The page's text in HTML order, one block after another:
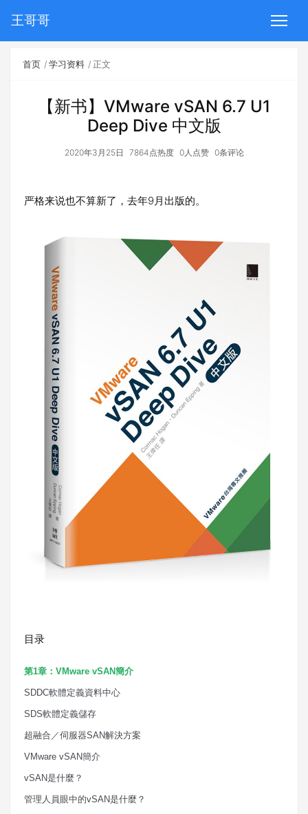
王哥哥
首页 学习资料 正文
【新书】VMware vSAN 6.7 U1
Deep Dive 中文版
2020年3月25日 7864点热度 0人点赞 0条评论
严格来说也不算新了，去年9月出版的。
目录
第1章： VMware vSAN簡介
SDDC軟體定義資料中心
SDS軟體定義儲存
超融合／伺服器SAN解決方案
VMware vSAN簡介
vSAN是什麼？
管理人員眼中的vSAN是什麼？